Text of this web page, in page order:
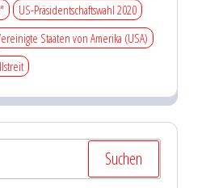
US-Präsidentschaftswahl 2020
Staaten von Amerika (USA)